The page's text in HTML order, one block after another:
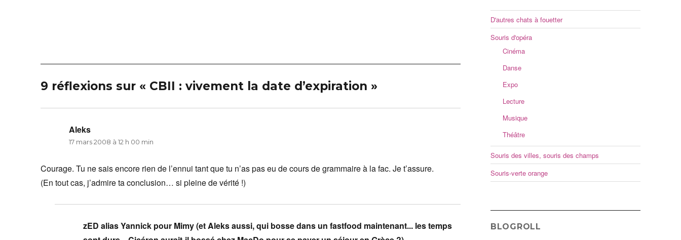
9 réflexions sur « CBII : vivement la date d’expiration »
Aleks
17 mars 2008 à 12 h 00 min
Courage. Tu ne sais encore rien de l’ennui tant que tu n’as pas eu de cours de grammaire à la fac. Je t’assure.
(En tout cas, j’admire ta conclusion… si pleine de vérité !)
zED alias Yannick pour Mimy (et Aleks aussi, qui bosse dans un fastfood maintenant... les temps
D'autres chats à fouetter
Souris d'opéra
Cinéma
Danse
Expo
Lecture
Musique
Théâtre
Souris des villes, souris des champs
Souris-verte orange
BLOGROLL